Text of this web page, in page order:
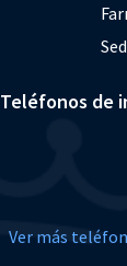
Teléfonos de
Ver más